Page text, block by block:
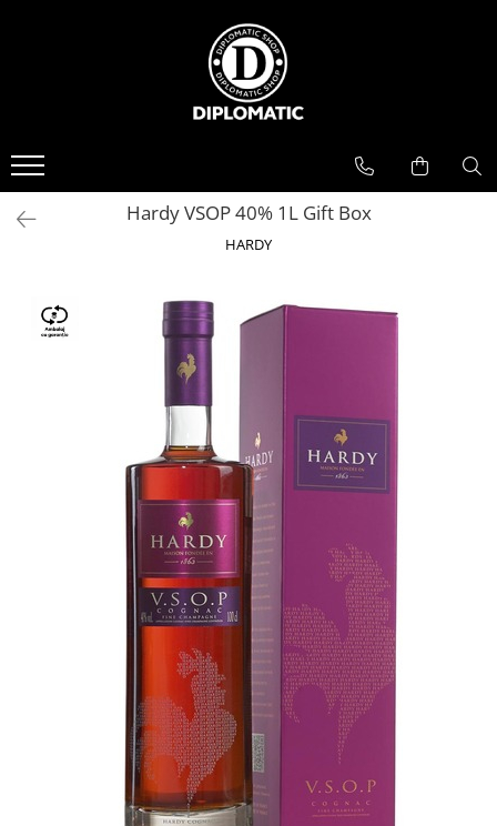
PARFUMURI
Hardy VSOP 40% 1L Gift Box
HARDY